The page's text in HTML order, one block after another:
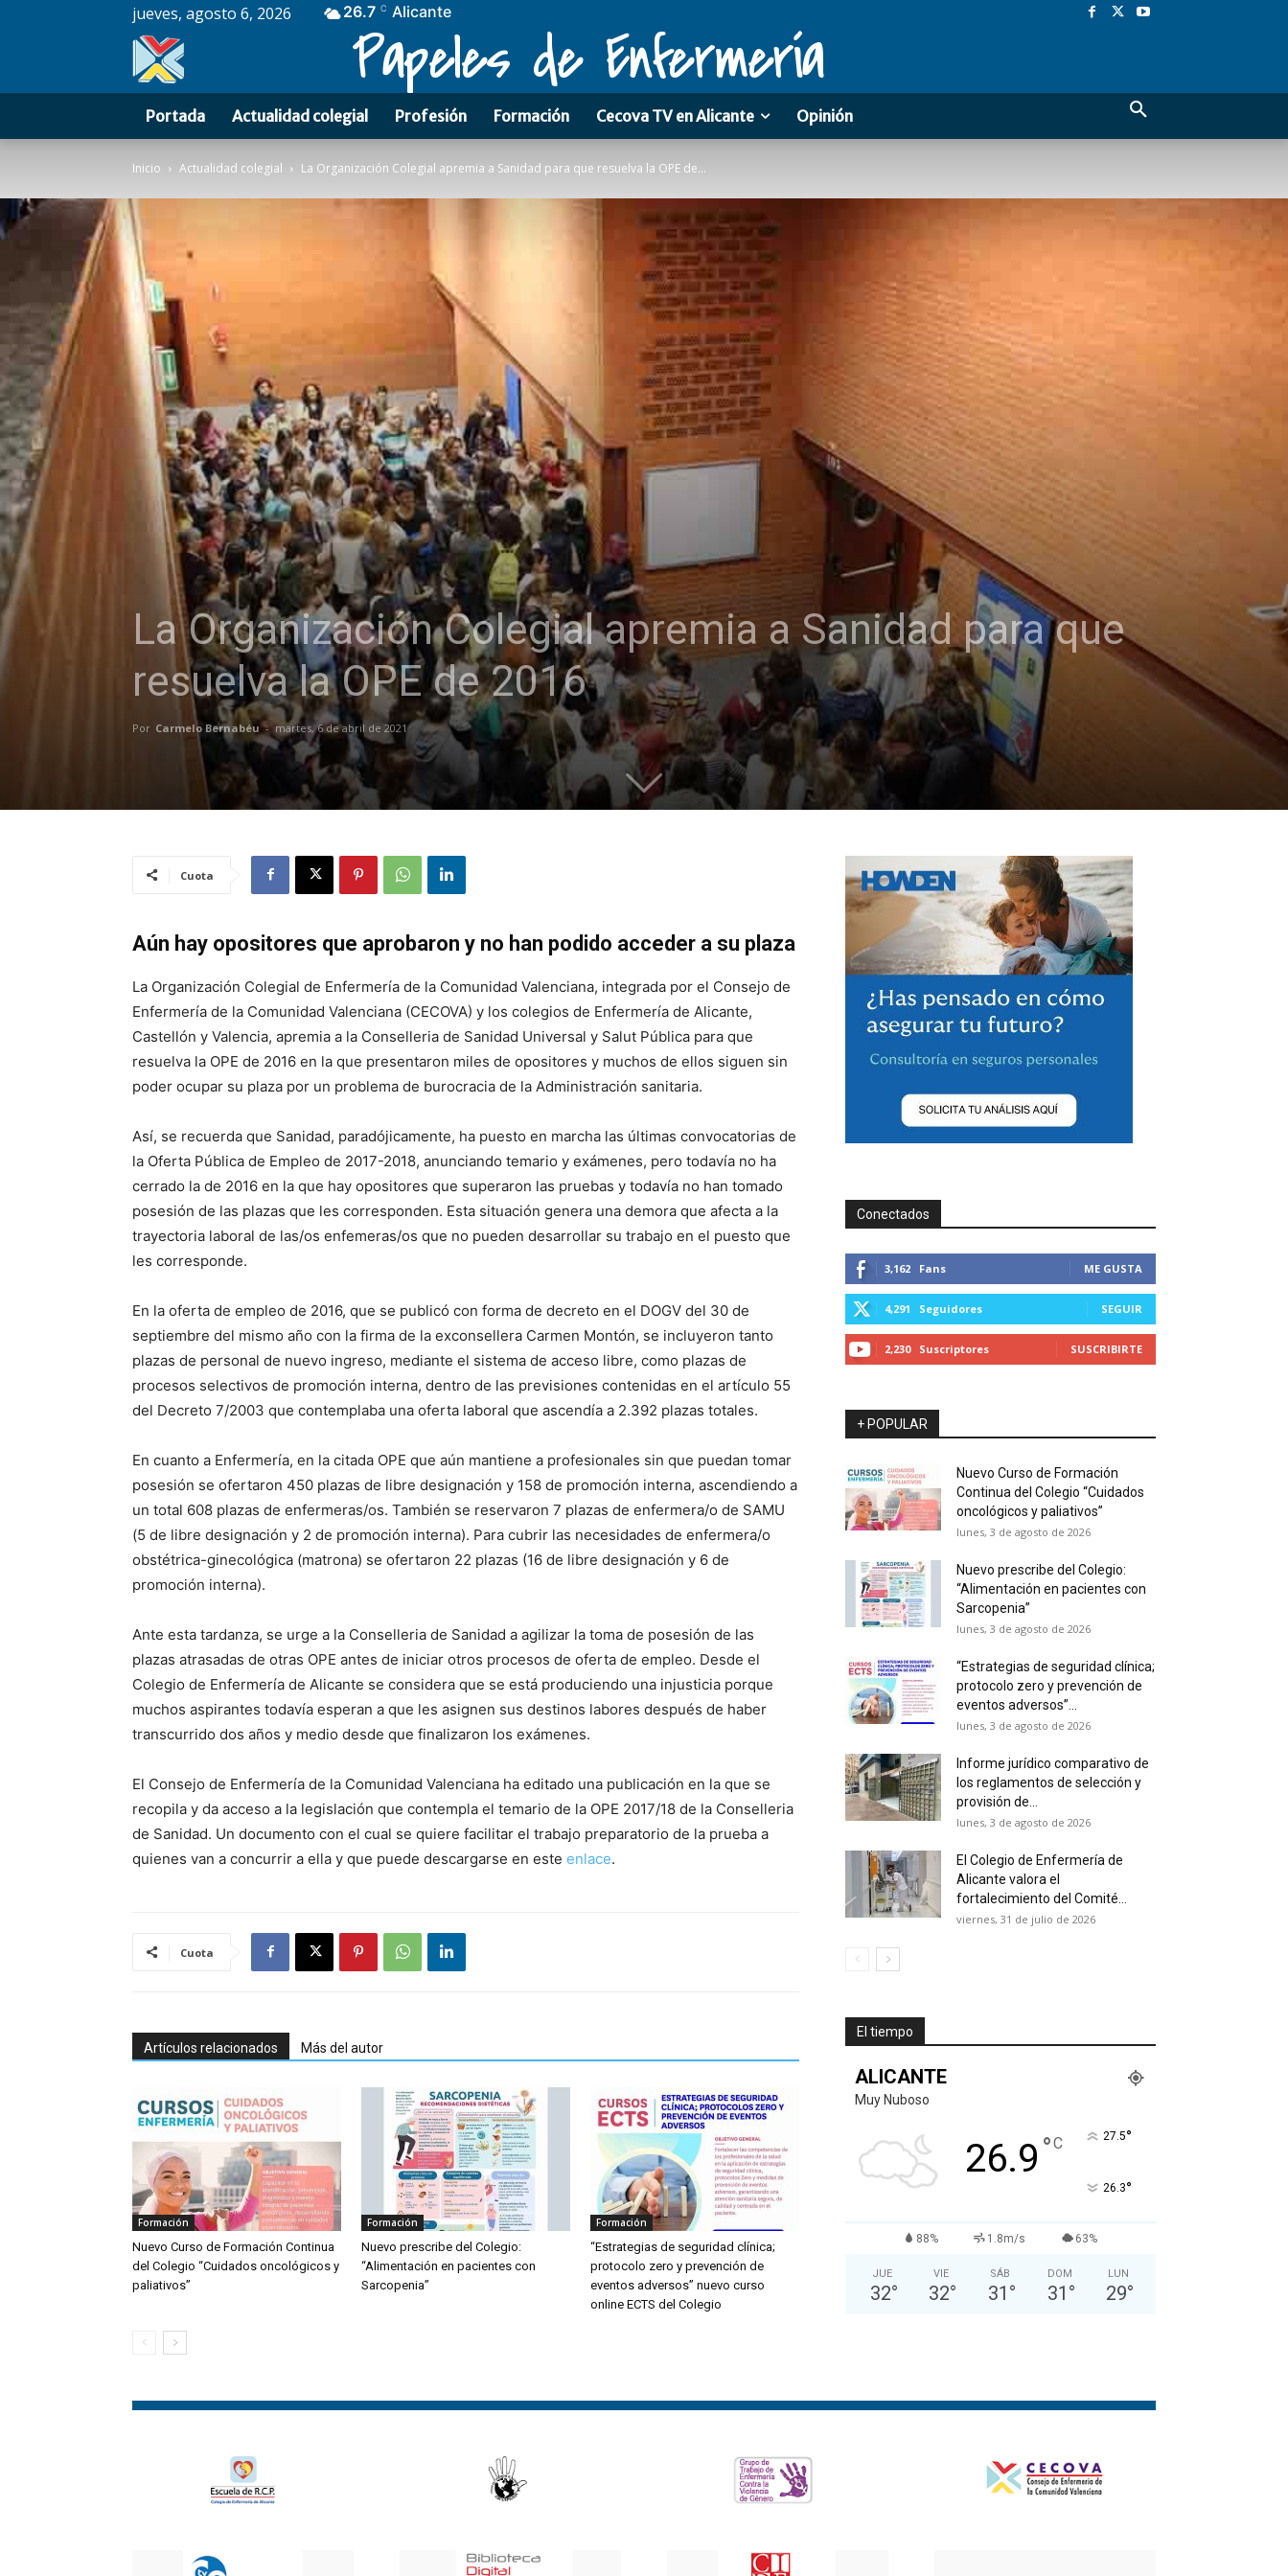
jueves, agosto 6, 2026 26.7 C Alicante
Papeles de Enfermería
Portada Actualidad colegial Profesión Formación Cecova TV en Alicante Opinión
Inicio Actualidad colegial La Organización Colegial apremia a Sanidad para que resuelva la OPE de...
La Organización Colegial apremia a Sanidad para que
resuelva la OPE de 2016
Por Carmelo Bernabéu - martes, 6 de abril de 2021
Cuota
Aún hay opositores que aprobaron y no han podido acceder a su plaza
La Organización Colegial de Enfermería de la Comunidad Valenciana, integrada por el Consejo de
Enfermería de la Comunidad Valenciana (CECOVA) y los colegios de Enfermería de Alicante,
Castellón y Valencia, apremia a la Conselleria de Sanidad Universal y Salut Pública para que
resuelva la OPE de 2016 en la que presentaron miles de opositores y muchos de ellos siguen sin
poder ocupar su plaza por un problema de burocracia de la Administración sanitaria.
Así, se recuerda que Sanidad, paradójicamente, ha puesto en marcha las últimas convocatorias de
la Oferta Pública de Empleo de 2017-2018, anunciando temario y exámenes, pero todavía no ha
cerrado la de 2016 en la que hay opositores que superaron las pruebas y todavía no han tomado
posesión de las plazas que les corresponden. Esta situación genera una demora que afecta a la
trayectoria laboral de las/os enfemeras/os que no pueden desarrollar su trabajo en el puesto que
les corresponde.
En la oferta de empleo de 2016, que se publicó con forma de decreto en el DOGV del 30 de
septiembre del mismo año con la firma de la exconsellera Carmen Montón, se incluyeron tanto
plazas de personal de nuevo ingreso, mediante el sistema de acceso libre, como plazas de
procesos selectivos de promoción interna, dentro de las previsiones contenidas en el artículo 55
del Decreto 7/2003 que contemplaba una oferta laboral que ascendía a 2.392 plazas totales.
En cuanto a Enfermería, en la citada OPE que aún mantiene a profesionales sin que puedan tomar
posesión se ofertaron 450 plazas de libre designación y 158 de promoción interna, ascendiendo a
un total 608 plazas de enfermeras/os. También se reservaron 7 plazas de enfermera/o de SAMU
(5 de libre designación y 2 de promoción interna). Para cubrir las necesidades de enfermera/o
obstétrica-ginecológica (matrona) se ofertaron 22 plazas (16 de libre designación y 6 de
promoción interna).
Ante esta tardanza, se urge a la Conselleria de Sanidad a agilizar la toma de posesión de las
plazas atrasadas de otras OPE antes de iniciar otros procesos de oferta de empleo. Desde el
Colegio de Enfermería de Alicante se considera que se está produciendo una injusticia porque
muchos aspirantes todavía esperan a que les asignen sus destinos labores después de haber
transcurrido dos años y medio desde que finalizaron los exámenes.
El Consejo de Enfermería de la Comunidad Valenciana ha editado una publicación en la que se
recopila y da acceso a la legislación que contempla el temario de la OPE 2017/18 de la Conselleria
de Sanidad. Un documento con el cual se quiere facilitar el trabajo preparatorio de la prueba a
quienes van a concurrir a ella y que puede descargarse en este enlace.
Cuota
Artículos relacionados Más del autor
Formación
Nuevo Curso de Formación Continua
del Colegio “Cuidados oncológicos y
paliativos”
Formación
Nuevo prescribe del Colegio:
“Alimentación en pacientes con
Sarcopenia”
Formación
“Estrategias de seguridad clínica;
protocolo zero y prevención de
eventos adversos” nuevo curso
online ECTS del Colegio
Conectados
3,162 Fans ME GUSTA
4,291 Seguidores SEGUIR
2,230 Suscriptores SUSCRIBIRTE
+ POPULAR
Nuevo Curso de Formación
Continua del Colegio “Cuidados
oncológicos y paliativos”
lunes, 3 de agosto de 2026
Nuevo prescribe del Colegio:
“Alimentación en pacientes con
Sarcopenia”
lunes, 3 de agosto de 2026
“Estrategias de seguridad clínica;
protocolo zero y prevención de
eventos adversos”...
lunes, 3 de agosto de 2026
Informe jurídico comparativo de
los reglamentos de selección y
provisión de...
lunes, 3 de agosto de 2026
El Colegio de Enfermería de
Alicante valora el
fortalecimiento del Comité...
viernes, 31 de julio de 2026
El tiempo
ALICANTE
Muy Nuboso
26.9 °C 27.5°
26.3°
88% 1.8m/s 63%
JUE
32°
VIE
32°
SÁB
31 °
DOM
31 °
LUN
29°